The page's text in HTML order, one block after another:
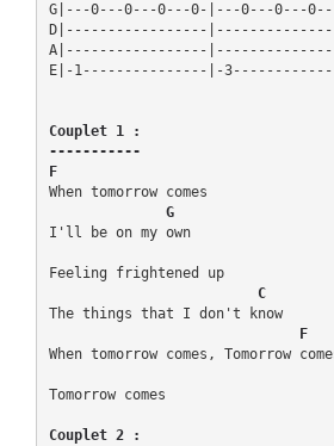
G|---0---0---0---0-|---0---0---
D|-----------------
A|-----------------
E|-1---------------|-
Couplet 1 :
-----------
F
When tomorrow comes
  G
I'll be on my own
Feeling frightened up
C
The things that I don't know
  F
When tomorrow comes, Tomorrow
Tomorrow comes
Couplet 2 :